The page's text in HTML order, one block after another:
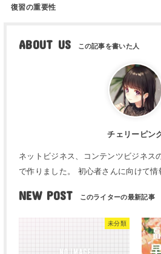
復習の重要性
ABOUT US
チェリーピン
ネットビジネス、コンテンツビジネス
で作りました。 初心者さんに向けて情
NEW POST
未分類